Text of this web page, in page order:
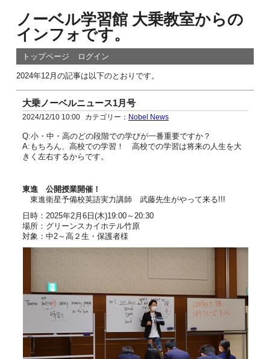
ノーベル学習館 大乗教室からの
インフォです。
トップページ ログイン
2024年12月の記事は以下のとおりです。
大乗ノーベルニュース1月号
2024/12/10 10:00 カテゴリー： Nobel News
Q:小・中・高のどの段階での学びが一番重要ですか？
A:もちろん、高校での学習！ 高校での学習は将来の人生を大
きく左右するからです。
東進 公開授業開催！
東進衛星予備校英語実力講師 武藤先生がやって来る!!!
日時：2025年2月6日(木)19:00～20:30
場所：グリーンスカイホテル竹原
対象：中2～高２生・保護者様